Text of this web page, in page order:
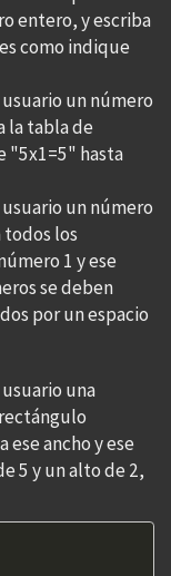
entero, y escriba
como indique
un número
la tabla de
"5x1=5" hasta
un número
los
1 y ese
se deben
por un espacio
una
ancho y ese
5 y un alto de 2,